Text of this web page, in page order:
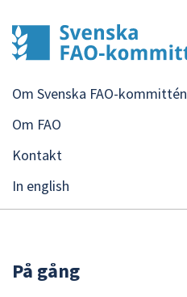
Om Svenska FAO-kommittén
Om FAO
Kontakt
In english
På gång